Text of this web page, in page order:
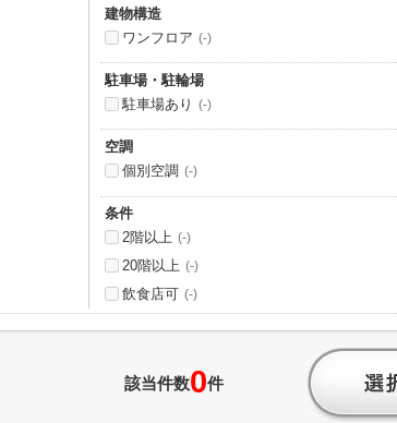
建物構造
ワンフロア (-)
駐車場・駐輪場
駐車場あり
(-)
空調
個別空調 (-)
条件
2階以上 (-)
20階以上 (-)
飲食店可 (-)
該当件数0件